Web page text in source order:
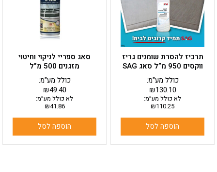
תרכיז להסרת שומנים גריז
ווקסים 950 מ”ל סאג SAG
₪130.10
כולל מע"מ:
לא כולל מע״מ:
₪110.25
הוספה לסל
סאג ספריי לניקוי וחיטוי
מזגנים 500 מ”ל
₪49.40
כולל מע"מ:
לא כולל מע״מ:
₪41.86
הוספה לסל